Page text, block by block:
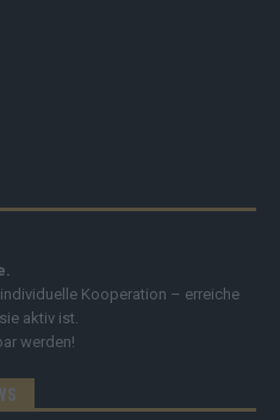
Kooperation – erreiche
aktiv ist.
werden!